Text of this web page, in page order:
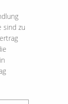
sind zu